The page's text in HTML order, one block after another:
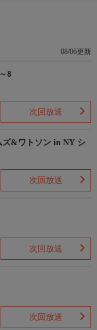
08/06更新
8
次回放送
ズ&ワトソン in NY シ
次回放送
次回放送
次回放送